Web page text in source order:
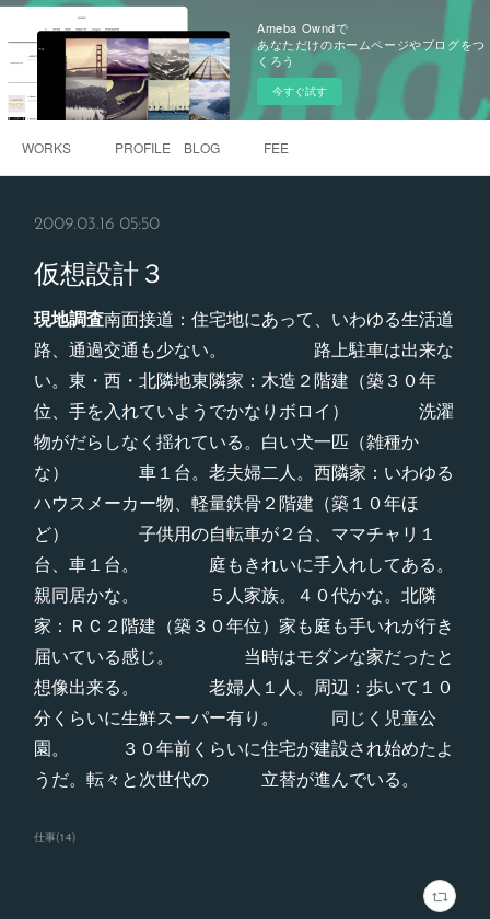
Ameba Owndで
あなただけのホームページやブログをつ
くろう
今すぐ試す
WORKS PROFILE BLOG FEE
2009.03.16 05:50
仮想設計３
現地調査南面接道：住宅地にあって、いわゆる生活道
路、通過交通も少ない。 路上駐車は出来な
い。東・西・北隣地東隣家：木造２階建（築３０年
位、手を入れていようでかなりボロイ） 洗濯
物がだらしなく揺れている。白い犬一匹（雑種か
な） 車１台。老夫婦二人。西隣家：いわゆる
ハウスメーカー物、軽量鉄骨２階建（築１０年ほ
ど） 子供用の自転車が２台、ママチャリ１
台、車１台。 庭もきれいに手入れしてある。
親同居かな。 ５人家族。４０代かな。北隣
家：ＲＣ２階建（築３０年位）家も庭も手いれが行き
届いている感じ。 当時はモダンな家だったと
想像出来る。 老婦人１人。周辺：歩いて１０
分くらいに生鮮スーパー有り。 同じく児童公
園。 ３０年前くらいに住宅が建設され始めたよ
うだ。転々と次世代の 立替が進んでいる。
仕事(14)